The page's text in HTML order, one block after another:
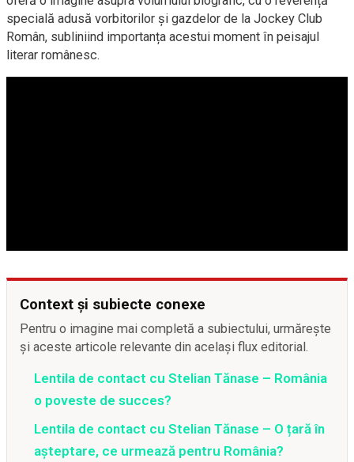
specială adusă vorbitorilor și gazdelor de la Jockey Club
Român, subliniind importanța acestui moment în peisajul
literar românesc.
Context și subiecte conexe
Pentru o imagine mai completă a subiectului, urmărește
și aceste articole relevante din același flux editorial.
Lentila de contact cu Stelian Tănase – România
o poveste de succes?
Lentila de contact cu Stelian Tănase – O țară în
așteptare, ce urmează pentru România?